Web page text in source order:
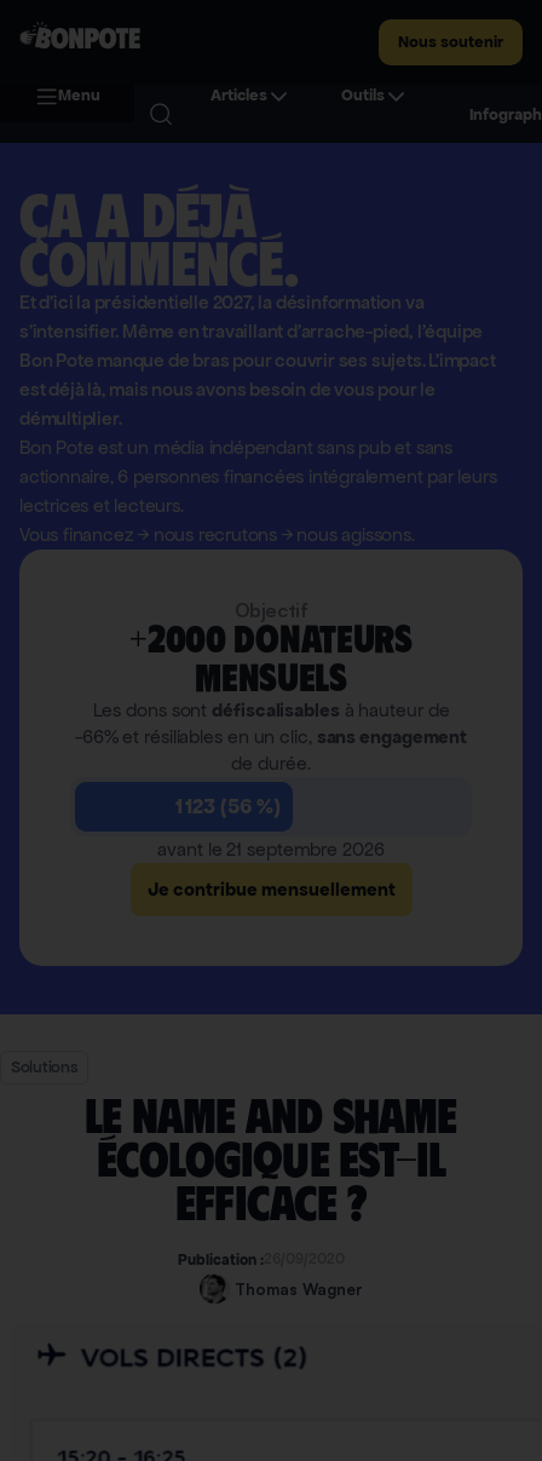
Nous soutenir
Menu Articles
Outils
Ça a déjà
commencé.
Et d'ici la présidentielle 2027, la désinformation va
s'intensifier. Même en travaillant d'arrache-pied, l'équipe
Bon Pote manque de bras pour couvrir ses sujets. L'impact
est déjà là, mais nous avons besoin de vous pour le
démultiplier.
Bon Pote est un média indépendant sans pub et sans
actionnaire, 6 personnes financées intégralement par leurs
lectrices et lecteurs.
Vous financez→ nous recrutons →nous agissons.
+2000 donateurs
mensuels
Les dons sont défiscalisables à hauteur de
-66% et résiliables en un clic, sans engagement
de durée.
1 123 (56 %)
avant le 21 septembre 2026
Je contribue mensuellement
Solutions
Le Name and Shame
écologique est-il
efficace ?
Publication :
Thomas Wagner